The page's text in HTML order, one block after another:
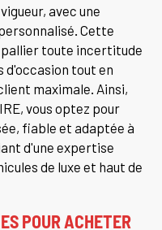
avec une
Cette
toute incertitude
d'occasion tout en
maximale. Ainsi,
vous optez pour
fiable et adaptée à
d'une expertise
de luxe et haut de
POUR ACHETER